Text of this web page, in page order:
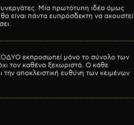
Μία πρωτότυπη ιδέα όμως
είναι πάντα ευπρόσδεκτη να ακουστεί
εκπροσωπεί μόνο το σύνολο των
τον καθένα ξεχωριστά. Ο κάθε
αποκλειστική ευθύνη των κειμένων